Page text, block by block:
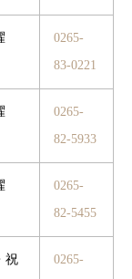
0265-
83-0221
0265-
82-5933
0265-
82-5455
祝 0265-